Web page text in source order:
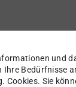
und
Ihre Bedürfnisse
Cookies. Sie